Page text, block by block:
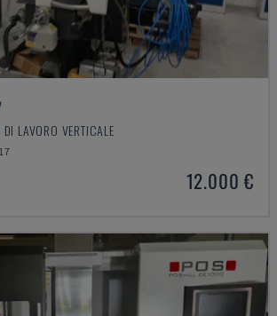
LAVORO VERTICALE
12.000 €